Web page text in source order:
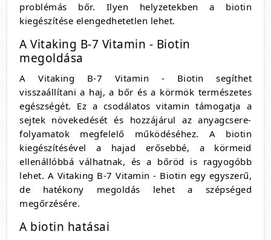
problémás bőr. Ilyen helyzetekben a biotin
kiegészítése elengedhetetlen lehet.
A Vitaking B-7 Vitamin - Biotin
megoldása
A Vitaking B-7 Vitamin - Biotin segíthet
visszaállítani a haj, a bőr és a körmök természetes
egészségét. Ez a csodálatos vitamin támogatja a
sejtek növekedését és hozzájárul az anyagcsere-
folyamatok megfelelő működéséhez. A biotin
kiegészítésével a hajad erősebbé, a körmeid
ellenállóbbá válhatnak, és a bőröd is ragyogóbb
lehet. A Vitaking B-7 Vitamin - Biotin egy egyszerű,
de hatékony megoldás lehet a szépséged
megőrzésére.
A biotin hatásai